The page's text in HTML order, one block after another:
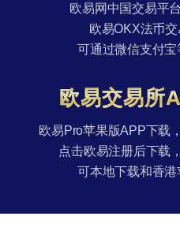
欧易网中国交易平
欧易OKX法币交
可通过微信支付宝
欧易交易所
欧易Pro苹果版APP下载
点击欧易注册后下载
可本地下载和香